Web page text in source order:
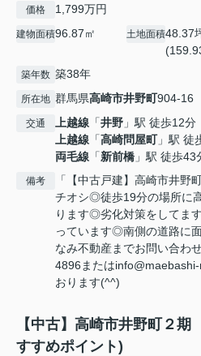
価格 1,799万円
建物面積96.87㎡ 土地面積48.37
築年数 築38年
所在地 群馬県高崎市井野町904-16
交通 上越線 「井野 」駅 徒歩12分
上越線 「高崎問屋町」駅 徒
両毛線 「新前橋 」駅 徒歩43
備考
「【中古戸建】高崎市井
チオシ◎徒歩19分の場所に
ります◎劣化対策をしてま
っています◎南側の道路に
なみ不動産までお問い合わ
4896または
おります(^^)
【中古】高崎市井野町２
すすめポイント)